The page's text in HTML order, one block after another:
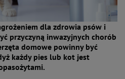
dla zdrowia psów i
przyczyną inwazyjnych chorób
domowe powinny być
każdy pies lub kot jest